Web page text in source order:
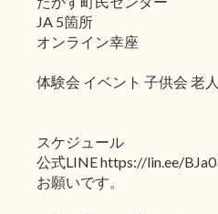
JA 5箇所
オンライン幸座
体験会 イベント 子供会 老
スケジュール
公式LINE https://lin.ee/
お願いです。